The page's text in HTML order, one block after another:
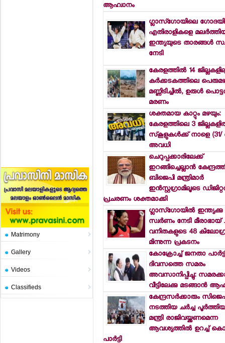
Matrimony
Gallery
Videos
Classifieds
ആഹ്വാനം
ഗ്ലാസ്‌ഗോയിലെ
എതിരാളികളെ
ഇന്ത്യയുടെ താരങ്ങള്‍
നേടി
കേരളത്തില്‍ 14
കര്‍ക്കടകത്തിലെ
മണ്ണിടിച്ചില്‍, ഉരുള്‍
മരണം
ശക്തമായ കാറ്റും മഴയും:
കേരളത്തിലെ 3
സ്‌കൂളുകള്‍ക്ക് നാളെ (31/
അവധി
ചെറുപ്പക്കാരിലേക്ക്
ഇറങ്ങിച്ചെല്ലാന്‍
ബിജെപി മന്ത്രിമാര്‍
ഇന്‍സ്റ്റഗ്രാമിലൂടെ
പ്രചരണം ശക്തമാക്കി
ഗ്ലാസ്ഗോയില്‍ ഇന്ത്യക്കു
സ്വര്‍ണം നേടി
വനിതകളുടെ 48
മിന്നുന്ന പ്രകടനം
കോക്രോച്ച് ജനതാ
ദിവസത്തെ സമരം
അവസാനിപ്പിച്ചു:
വീട്ടിലേക്കു മടങ്ങാന്‍
കേന്ദ്രസര്‍ക്കാരും
നടത്തിയ ചര്‍ച്ച
മന്ത്രി രാജിവയ്ക്കണമെന്ന
ആവശ്യത്തില്‍ ഉറച്ച്
പാര്‍ട്ടി